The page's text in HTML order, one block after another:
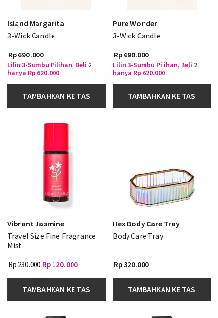
Island Margarita
3-Wick Candle
Rp 690.000
Lilin 3-Sumbu Pilihan, Beli 2
hanya Rp 620.000
TAMBAHKAN KE TAS
Pure Wonder
3-Wick Candle
Rp 690.000
Lilin 3-Sumbu Pilihan, Beli 2
hanya Rp 620.000
TAMBAHKAN KE TAS
Vibrant Jasmine
Travel Size Fine Fragrance
Mist
Rp 230.000 Rp 120.000
TAMBAHKAN KE TAS
Hex Body Care Tray
Body Care Tray
Rp 320.000
TAMBAHKAN KE TAS